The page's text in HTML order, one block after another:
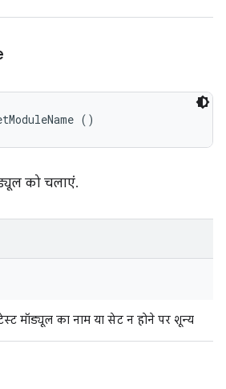
()
को चलाएं.
मॉड्यूल का नाम या सेट न होने पर शून्य